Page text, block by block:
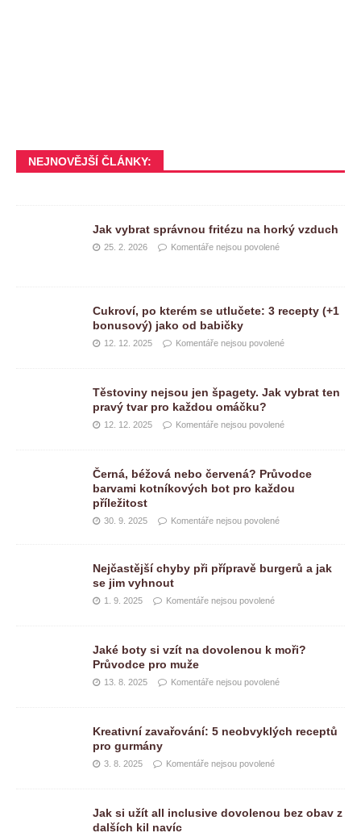
NEJNOVĚJŠÍ ČLÁNKY:
Jak vybrat správnou fritézu na horký vzduch
25. 2. 2026 Komentáře nejsou povolené
Cukroví, po kterém se utlučete: 3 recepty (+1
bonusový) jako od babičky
12. 12. 2025 Komentáře nejsou povolené
Těstoviny nejsou jen špagety. Jak vybrat ten
pravý tvar pro každou omáčku?
12. 12. 2025 Komentáře nejsou povolené
Černá, béžová nebo červená? Průvodce
barvami kotníkových bot pro každou
příležitost
30. 9. 2025 Komentáře nejsou povolené
Nejčastější chyby při přípravě burgerů a jak
se jim vyhnout
1. 9. 2025 Komentáře nejsou povolené
Jaké boty si vzít na dovolenou k moři?
Průvodce pro muže
13. 8. 2025 Komentáře nejsou povolené
Kreativní zavařování: 5 neobvyklých receptů
pro gurmány
3. 8. 2025 Komentáře nejsou povolené
Jak si užít all inclusive dovolenou bez obav z
dalších kil navíc